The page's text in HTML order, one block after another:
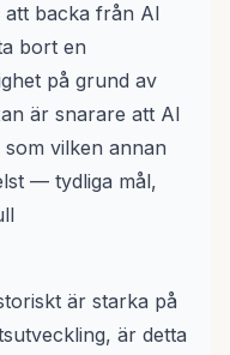
att backa från AI
bort en
på grund av
är snarare att AI
vilken annan
— tydliga mål,
är starka på
är detta